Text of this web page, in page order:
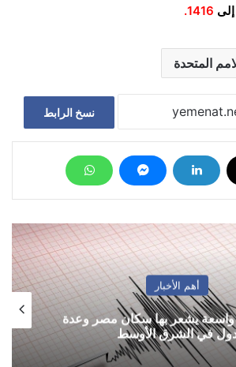
1416.
المتحدة
نسخ الرابط
أهم الأخبار
يشعر بها سكان مصر وعدة
في الشرق الأوسط